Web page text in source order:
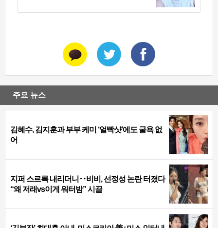
주요 뉴스
김혜수, 김지훈과 부부 케미 ‘얼빡샷’에도 굴욕 없
어
지퍼 스르륵 내리더니‥비비, 선정성 논란 터졌다
“왜 저래vs이게 워터밤” 시끌